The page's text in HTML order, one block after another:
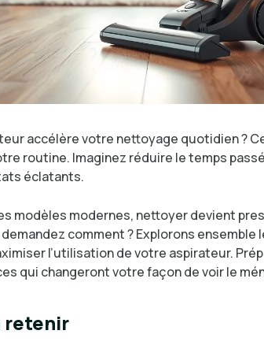
accélère votre nettoyage quotidien ?
routine. Imaginez réduire le temps
éclatants.
modèles modernes, nettoyer devient
demandez comment ? Explorons ensemble
l’utilisation de votre aspirateur.
qui changeront votre façon de voir le
retenir